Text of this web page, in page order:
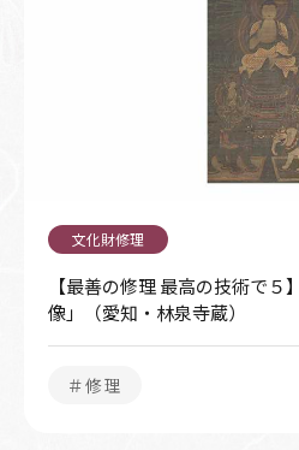
【最善の修理 最高の技術で
像」（愛知・林泉寺蔵）
＃修理